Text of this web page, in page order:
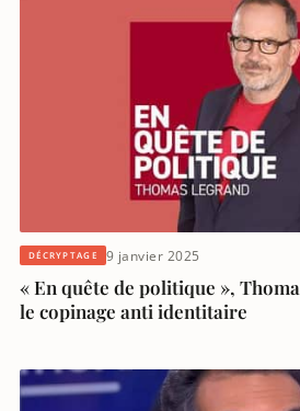
DÉCRYPTAGE 9 janvier 2025
« En quête de politique »,
le copinage anti identitaire